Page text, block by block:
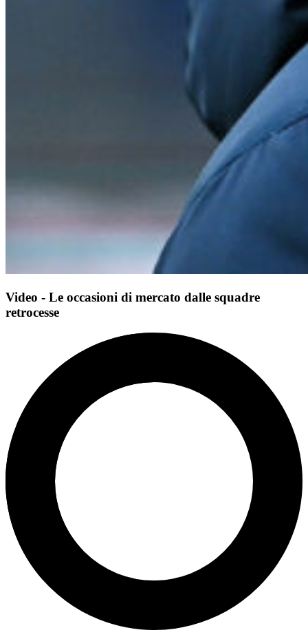
Video - Le occasioni di mercato dalle squadre
retrocesse